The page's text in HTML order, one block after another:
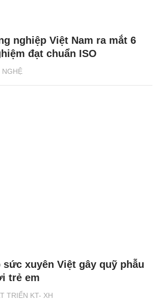
NGHỆ
nghiệp Việt Nam ra mắt 6
đạt chuẩn ISO
TRIỂN KT- XH
sức xuyên Việt gây quỹ phẫu
trẻ em